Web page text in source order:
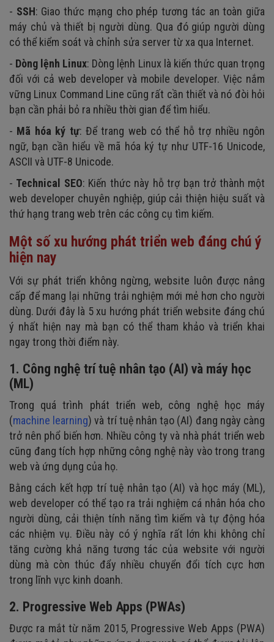
- SSH: Giao thức mạng cho phép tương tác an toàn giữa
máy chủ và thiết bị người dùng. Qua đó giúp người dùng
có thể kiểm soát và chỉnh sửa server từ xa qua Internet.
- Dòng lệnh Linux: Dòng lệnh Linux là kiến thức quan trọng
đối với cả web developer và mobile developer. Việc nắm
vững Linux Command Line cũng rất cần thiết và nó đòi hỏi
bạn cần phải bỏ ra nhiều thời gian để tìm hiểu.
- Mã hóa ký tự: Để trang web có thể hỗ trợ nhiều ngôn
ngữ, bạn cần hiểu về mã hóa ký tự như UTF-16 Unicode,
ASCII và UTF-8 Unicode.
- Technical SEO: Kiến thức này hỗ trợ bạn trở thành một
web developer chuyên nghiệp, giúp cải thiện hiệu suất và
thứ hạng trang web trên các công cụ tìm kiếm.
Một số xu hướng phát triển web đáng chú ý
hiện nay
Với sự phát triển không ngừng, website luôn được nâng
cấp để mang lại những trải nghiệm mới mẻ hơn cho người
dùng. Dưới đây là 5 xu hướng phát triển website đáng chú
ý nhất hiện nay mà bạn có thể tham khảo và triển khai
ngay trong thời điểm này.
1. Công nghệ trí tuệ nhân tạo (AI) và máy học
(ML)
Trong quá trình phát triển web, công nghệ học máy
(machine learning) và trí tuệ nhân tạo (AI) đang ngày càng
trở nên phổ biến hơn. Nhiều công ty và nhà phát triển web
cũng đang tích hợp những công nghệ này vào trong trang
web và ứng dụng của họ.
Bằng cách kết hợp trí tuệ nhân tạo (AI) và học máy (ML),
web developer có thể tạo ra trải nghiệm cá nhân hóa cho
người dùng, cải thiện tính năng tìm kiếm và tự động hóa
các nhiệm vụ. Điều này có ý nghĩa rất lớn khi không chỉ
tăng cường khả năng tương tác của website với người
dùng mà còn thúc đẩy nhiều chuyển đổi tích cực hơn
trong lĩnh vực kinh doanh.
2. Progressive Web Apps (PWAs)
Được ra mắt từ năm 2015, Progressive Web Apps (PWA)